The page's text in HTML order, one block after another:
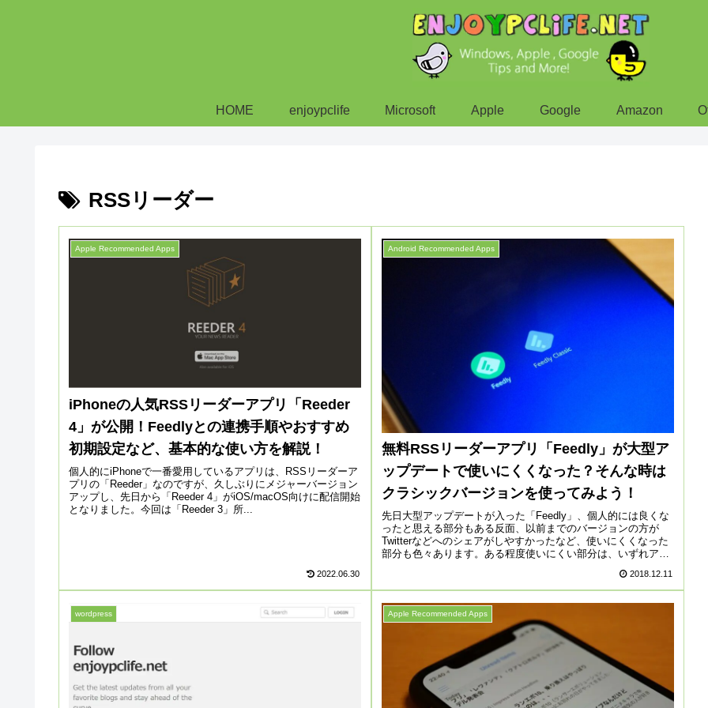
HOME enjoypclife Microsoft Apple Google Amazon
RSSリーダー
Apple Recommended Apps
iPhoneの人気RSSリーダーアプリ「Reeder
4」が公開！Feedlyとの連携手順やおすすめ
初期設定など、基本的な使い方を解説！
個人的にiPhoneで一番愛用しているアプリは、RSSリーダーア
プリの「Reeder」なのですが、久しぶりにメジャーバージョン
アップし、先日から「Reeder 4」がiOS/macOS向けに配信開始
となりました。今回は「Reeder 3」所...
2022.06.30
Android Recommended Apps
無料RSSリーダーアプリ「Feedly」が大型ア
ップデートで使いにくくなった？そんな時は
クラシックバージョンを使ってみよう！
先日大型アップデートが入った「Feedly」、個人的には良くな
ったと思える部分もある反面、以前までのバージョンの方が
Twitterなどへのシェアがしやすかったなど、使いにくくなった
部分も色々あります。ある程度使いにくい部分は、いずれアッ
2018.12.11
wordpress Apple Recommended Apps